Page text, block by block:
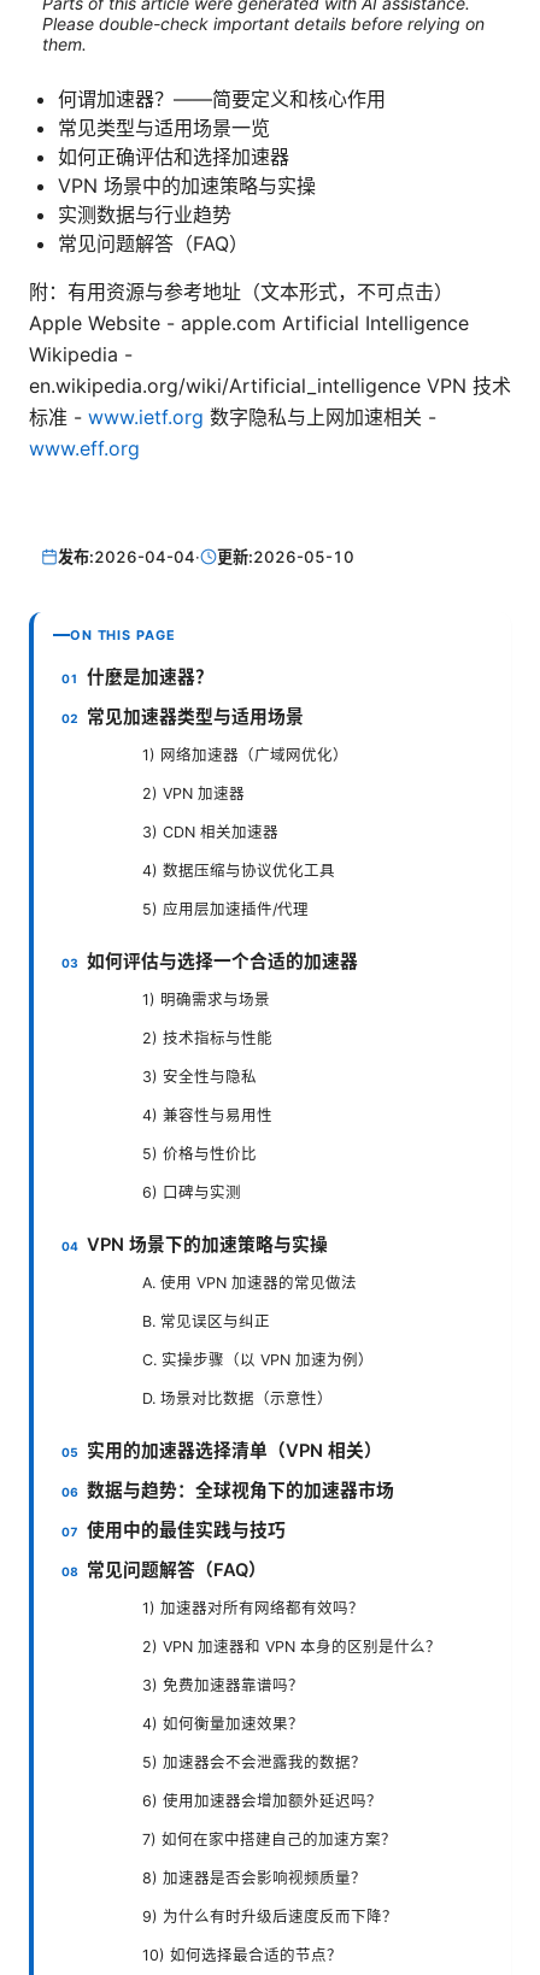
Please double-check important details before relying on
them.
何谓加速器？——简要定义和核心作用
常见类型与适用场景一览
如何正确评估和选择加速器
VPN 场景中的加速策略与实操
实测数据与行业趋势
常见问题解答（FAQ）
附：有用资源与参考地址（文本形式，不可点击）
Apple Website - apple.com Artificial Intelligence
Wikipedia -
en.wikipedia.org/wiki/Artificial_intelligence VPN 技术
标准 - www.ietf.org 数字隐私与上网加速相关 -
www.eff.org
发布:2026-04-04· 更新:2026-05-10
ON THIS PAGE
什麼是加速器？
常见加速器类型与适用场景
1) 网络加速器（广域网优化）
2) VPN 加速器
3) CDN 相关加速器
4) 数据压缩与协议优化工具
5) 应用层加速插件/代理
如何评估与选择一个合适的加速器
1) 明确需求与场景
2) 技术指标与性能
3) 安全性与隐私
4) 兼容性与易用性
5) 价格与性价比
6) 口碑与实测
VPN 场景下的加速策略与实操
A. 使用 VPN 加速器的常见做法
B. 常见误区与纠正
C. 实操步骤（以 VPN 加速为例）
D. 场景对比数据（示意性）
实用的加速器选择清单（VPN 相关）
数据与趋势：全球视角下的加速器市场
使用中的最佳实践与技巧
常见问题解答（FAQ）
1) 加速器对所有网络都有效吗？
2) VPN 加速器和 VPN 本身的区别是什么？
3) 免费加速器靠谱吗？
4) 如何衡量加速效果？
5) 加速器会不会泄露我的数据？
6) 使用加速器会增加额外延迟吗？
7) 如何在家中搭建自己的加速方案？
8) 加速器是否会影响视频质量？
9) 为什么有时升级后速度反而下降？
10) 如何选择最合适的节点？